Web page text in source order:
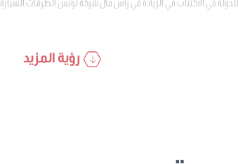
في الاكتتاب في الزيادة في راس مال شركة تونس الطرقات السيارة
رؤية المزيد